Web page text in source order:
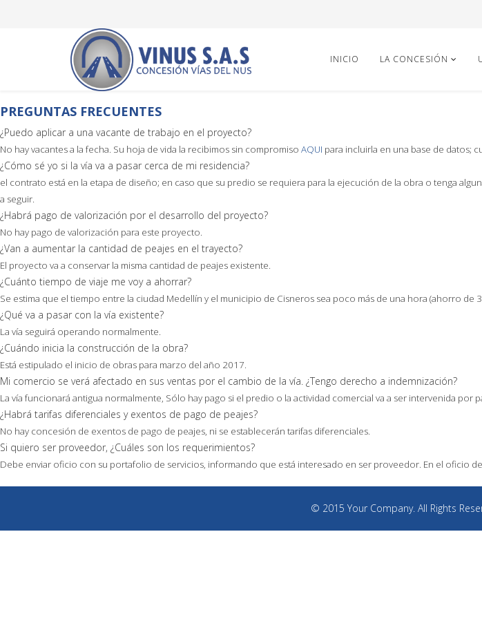
INICIO LA CONCESIÓN
PREGUNTAS FRECUENTES
¿Puedo aplicar a una vacante de trabajo en el proyecto?
No hay vacantes a la fecha. Su hoja de vida la recibimos sin compromiso AQUI para incluirla en una base de datos;
¿Cómo sé yo si la vía va a pasar cerca de mi residencia?
el contrato está en la etapa de diseño; en caso que su predio se requiera para la ejecución de la obra o tenga
a seguir.
¿Habrá pago de valorización por el desarrollo del proyecto?
No hay pago de valorización para este proyecto.
¿Van a aumentar la cantidad de peajes en el trayecto?
El proyecto va a conservar la misma cantidad de peajes existente.
¿Cuánto tiempo de viaje me voy a ahorrar?
Se estima que el tiempo entre la ciudad Medellín y el municipio de Cisneros sea poco más de una hora (ahorro de
¿Qué va a pasar con la vía existente?
La vía seguirá operando normalmente.
¿Cuándo inicia la construcción de la obra?
Está estipulado el inicio de obras para marzo del año 2017.
Mi comercio se verá afectado en sus ventas por el cambio de la vía. ¿Tengo derecho a indemnización?
La vía funcionará antigua normalmente, Sólo hay pago si el predio o la actividad comercial va a ser intervenida por
¿Habrá tarifas diferenciales y exentos de pago de peajes?
No hay concesión de exentos de pago de peajes, ni se establecerán tarifas diferenciales.
Si quiero ser proveedor, ¿Cuáles son los requerimientos?
Debe enviar oficio con su portafolio de servicios, informando que está interesado en ser proveedor. En el oficio
© 2015 Your Company. All Rights